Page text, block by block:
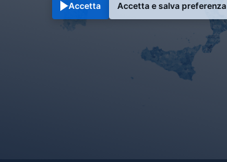
Accetta Accetta e salva preferenza